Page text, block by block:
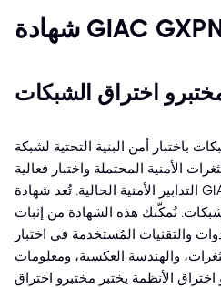
اختراق الشبكات
باختبار أمن البنية التحتية لشبكة
الأمنية المحتملة واختبار فعالية
التدابير الأمنية الحالية. تُعد شهادة GIAC GXPN مثالية لمن يسعى
تُمكّنك هذه الشهادة من إثبات
والتقنيات المُستخدمة في اختبار
والهندسة العكسية، ومعلومات
الأنظمة يختبر مختبرو اختراق